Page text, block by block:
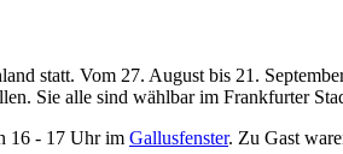
statt. Vom 27. August bis 21.
Sie alle sind wählbar im Frankfurter
16 - 17 Uhr im Gallusfenster. Zu Gast